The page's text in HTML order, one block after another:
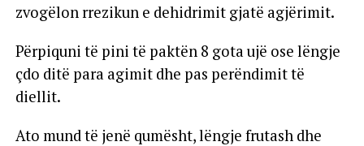
zvogëlon rrezikun e dehidrimit gjatë agjërimit.
Përpiquni të pini të paktën 8 gota ujë ose lëngje
çdo ditë para agimit dhe pas perëndimit të
diellit.
Ato mund të jenë qumësht, lëngje frutash dhe